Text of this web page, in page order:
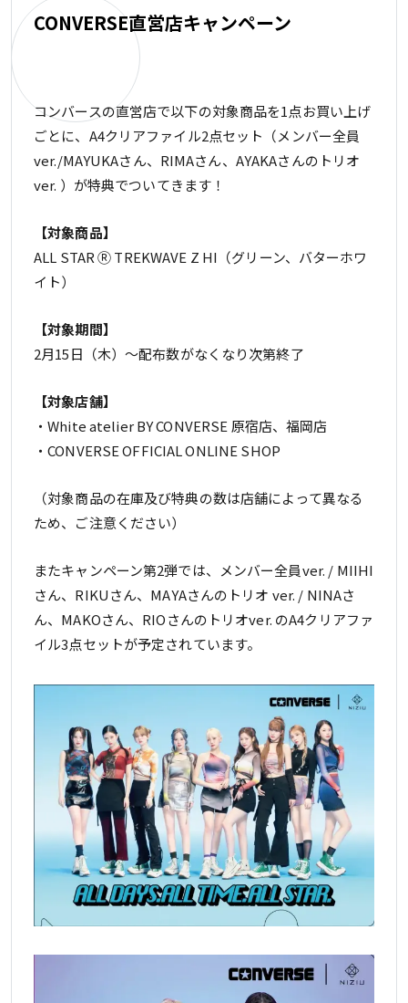
CONVERSE直営店キャンペーン
コンバースの直営店で以下の対象商品を1点お買い上げ
ごとに、A4クリアファイル2点セット（メンバー全員
ver./MAYUKAさん、RIMAさん、AYAKAさんのトリオ
ver. ）が特典でついてきます！
【対象商品】
ALL STAR Ⓡ TREKWAVE Z HI（グリーン、バターホワ
イト）
【対象期間】
2月15日（木）～配布数がなくなり次第終了
【対象店舗】
・White atelier BY CONVERSE 原宿店、福岡店
・CONVERSE OFFICIAL ONLINE SHOP
（対象商品の在庫及び特典の数は店舗によって異なる
ため、ご注意ください）
またキャンペーン第2弾では、メンバー全員ver. / MIIHI
さん、RIKUさん、MAYAさんのトリオ ver. / NINAさ
ん、MAKOさん、RIOさんのトリオver. のA4クリアファ
イル3点セットが予定されています。